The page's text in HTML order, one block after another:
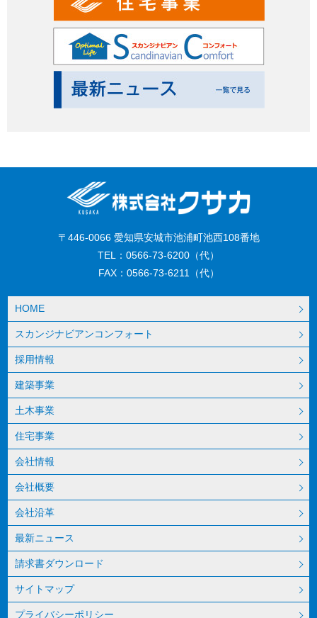
〒446-0066 愛知県安城市池浦町池西108番地
TEL：0566-73-6200（代）
FAX：0566-73-6211（代）
HOME
スカンジナビアンコンフォート
採用情報
建築事業
土木事業
住宅事業
会社情報
会社概要
会社沿革
最新ニュース
請求書ダウンロード
サイトマップ
プライバシーポリシー